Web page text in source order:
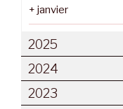
+ janvier
2025
2024
2023